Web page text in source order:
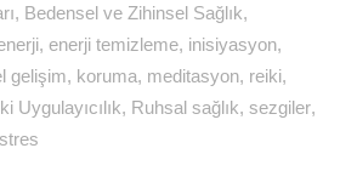
, Bedensel ve Zihinsel Sağlık,
, enerji temizleme, inisiyasyon,
gelişim, koruma, meditasyon, reiki,
Uygulayıcılık, Ruhsal sağlık, sezgiler,
stres